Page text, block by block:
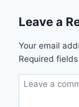
Leave a
Your email
Required